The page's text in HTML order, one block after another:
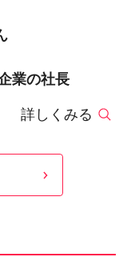
業の社長
詳しくみる